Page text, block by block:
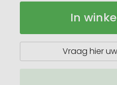
Kurk
1
Op
In
Vraag hier